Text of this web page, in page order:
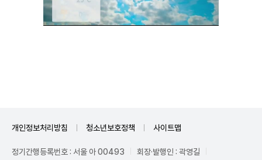
개인정보처리방침 청소년보호정책 사이트맵
정기간행등록번호 : 서울 아 00493
회장·발행인 : 곽영길